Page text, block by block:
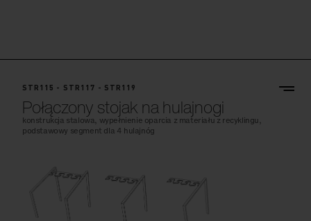
STR115 - STR117 - STR119
Połączony stojak na hulajnogi
konstrukcja stalowa, wypełnienie oparcia z materiału z recyklingu,
podstawowy segment dla 4 hulajnóg